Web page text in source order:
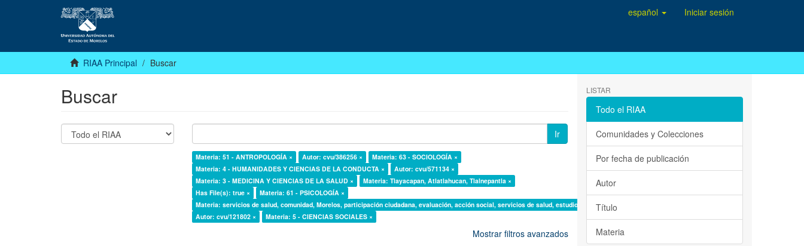
español Iniciar sesión
RIAA Principal Buscar
Buscar
Ir
Materia: 51 - ANTROPOLOGÍA × Autor: cvu/386256 ×
Materia: 63 - SOCIOLOGÍA ×
Materia: 4 - HUMANIDADES Y CIENCIAS DE LA CONDUCTA ×
Autor: cvu/571134 ×
Materia: 3 - MEDICINA Y CIENCIAS DE LA SALUD ×
Materia: Tlayacapan, Atlatlahucan, Tlalnepantla ×
Has File(s): true ×
Materia: 61 - PSICOLOGÍA ×
Materia: servicios de salud, comunidad, Morelos, participación ciudadana, evaluación, acción social, servicios de salud, estudio de casos ×
Autor: cvu/121802 ×
Materia: 5 - CIENCIAS SOCIALES ×
Mostrar filtros avanzados
LISTAR
Todo el RIAA
Comunidades y Colecciones
Por fecha de publicación
Autor
Título
Materia